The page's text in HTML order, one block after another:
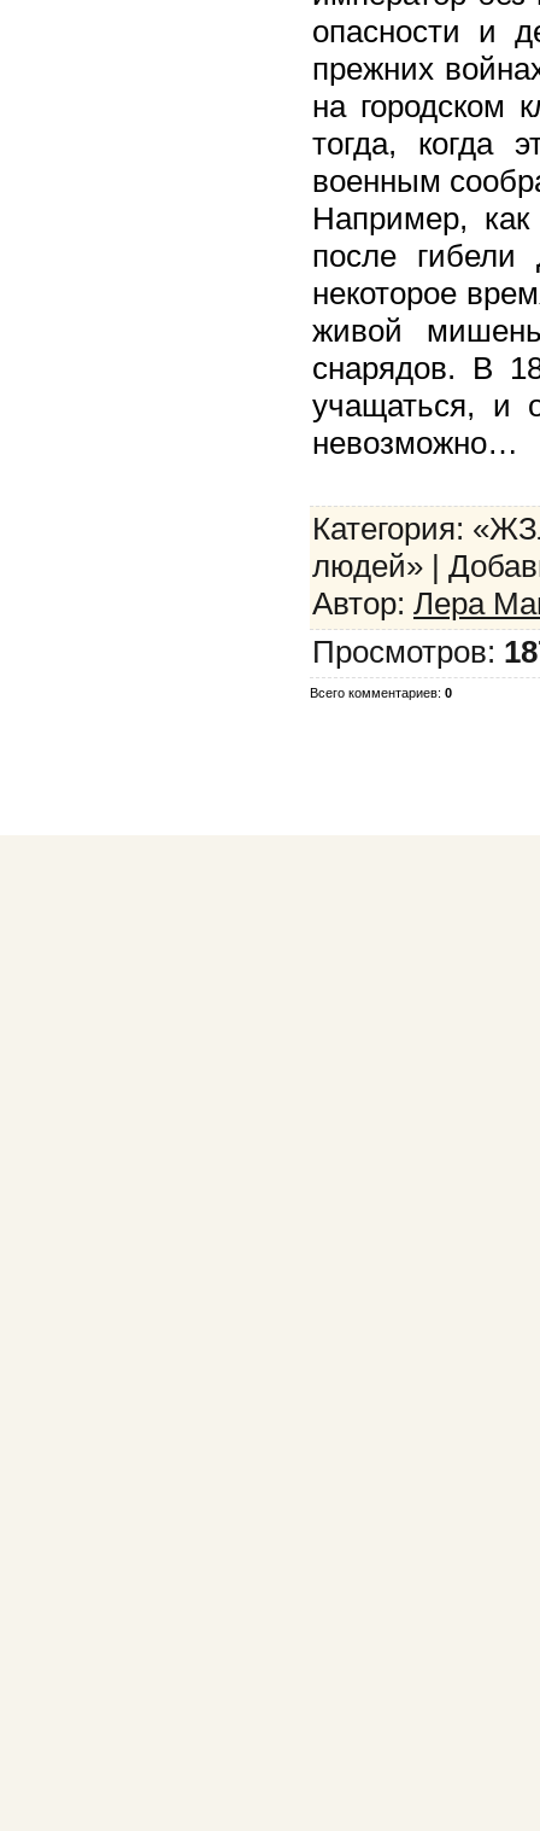
опасности и
прежних
на городском
тогда,
военным
Например,
после
некоторое
живой
снарядов. В
учащаться, и
невозможно…
Категория:
людей» |
Автор: Лера
Просмотров:
Всего комментариев: 0